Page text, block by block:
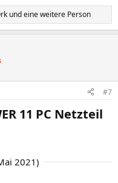
und eine weitere Person
#7
11 PC Netzteil
2021)